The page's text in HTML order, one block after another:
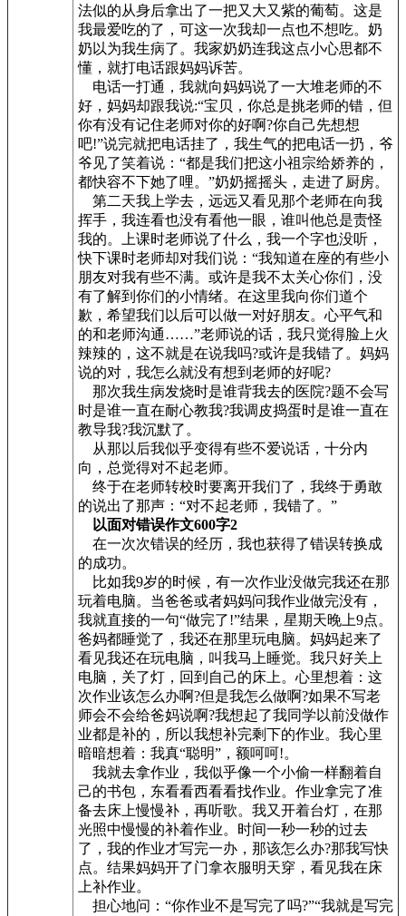
法似的从身后拿出了一把又大又紫的葡萄。这是
我最爱吃的了，可这一次我却一点也不想吃。奶
奶以为我生病了。我家奶奶连我这点小心思都不
懂，就打电话跟妈妈诉苦。
电话一打通，我就向妈妈说了一大堆老师的不
好，妈妈却跟我说:“宝贝，你总是挑老师的错，但
你有没有记住老师对你的好啊?你自己先想想
吧!”说完就把电话挂了，我生气的把电话一扔，爷
爷见了笑着说：“都是我们把这小祖宗给娇养的，
都快容不下她了哩。”奶奶摇摇头，走进了厨房。
第二天我上学去，远远又看见那个老师在向我
挥手，我连看也没有看他一眼，谁叫他总是责怪
我的。上课时老师说了什么，我一个字也没听，
快下课时老师却对我们说：“我知道在座的有些小
朋友对我有些不满。或许是我不太关心你们，没
有了解到你们的小情绪。在这里我向你们道个
歉，希望我们以后可以做一对好朋友。心平气和
的和老师沟通……”老师说的话，我只觉得脸上火
辣辣的，这不就是在说我吗?或许是我错了。妈妈
说的对，我怎么就没有想到老师的好呢?
那次我生病发烧时是谁背我去的医院?题不会写
时是谁一直在耐心教我?我调皮捣蛋时是谁一直在
教导我?我沉默了。
从那以后我似乎变得有些不爱说话，十分内
向，总觉得对不起老师。
终于在老师转校时要离开我们了，我终于勇敢
的说出了那声：“对不起老师，我错了。”
以面对错误作文600字2
在一次次错误的经历，我也获得了错误转换成
的成功。
比如我9岁的时候，有一次作业没做完我还在那
玩着电脑。当爸爸或者妈妈问我作业做完没有，
我就直接的一句“做完了!”结果，星期天晚上9点。
爸妈都睡觉了，我还在那里玩电脑。妈妈起来了
看见我还在玩电脑，叫我马上睡觉。我只好关上
电脑，关了灯，回到自己的床上。心里想着：这
次作业该怎么办啊?但是我怎么做啊?如果不写老
师会不会给爸妈说啊?我想起了我同学以前没做作
业都是补的，所以我想补完剩下的作业。我心里
暗暗想着：我真“聪明”，额呵呵!。
我就去拿作业，我似乎像一个小偷一样翻着自
己的书包，东看看西看看找作业。作业拿完了准
备去床上慢慢补，再听歌。我又开着台灯，在那
光照中慢慢的补着作业。时间一秒一秒的过去
了，我的作业才写完一办，那该怎么办?那我写快
点。结果妈妈开了门拿衣服明天穿，看见我在床
上补作业。
担心地问：“你作业不是写完了吗?”“我就是写完